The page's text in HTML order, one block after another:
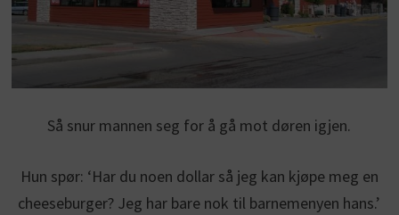
Så snur mannen seg for å gå mot døren igjen.
Hun spør: ‘Har du noen dollar så jeg kan kjøpe meg en
cheeseburger? Jeg har bare nok til barnemenyen hans.’